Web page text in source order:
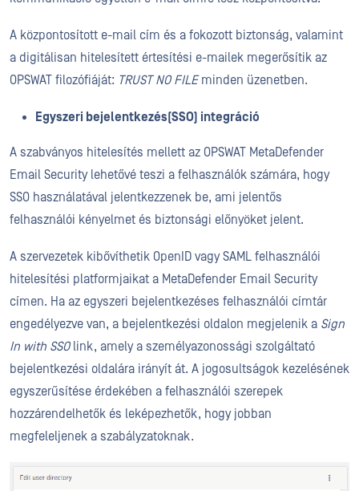
A központosított e-mail cím és a fokozott biztonság, valamint
a digitálisan hitelesített értesítési e-mailek megerősítik az
OPSWAT filozófiáját: TRUST NO FILEminden üzenetben.
Egyszeri bejelentkezés(SSO) integráció
A szabványos hitelesítés mellett az OPSWAT MetaDefender
Email Security lehetővé teszi a felhasználók számára, hogy
SSO használatával jelentkezzenek be, ami jelentős
felhasználói kényelmet és biztonsági előnyöket jelent.
A szervezetek kibővíthetik OpenID vagy SAML felhasználói
hitelesítési platformjaikat a MetaDefender Email Security
címen. Ha az egyszeri bejelentkezéses felhasználói címtár
engedélyezve van, a bejelentkezési oldalon megjelenik a Sign
In with SSOlink, amely a személyazonossági szolgáltató
bejelentkezési oldalára irányít át. A jogosultságok kezelésének
egyszerűsítése érdekében a felhasználói szerepek
hozzárendelhetők és leképezhetők, hogy jobban
megfeleljenek a szabályzatoknak.